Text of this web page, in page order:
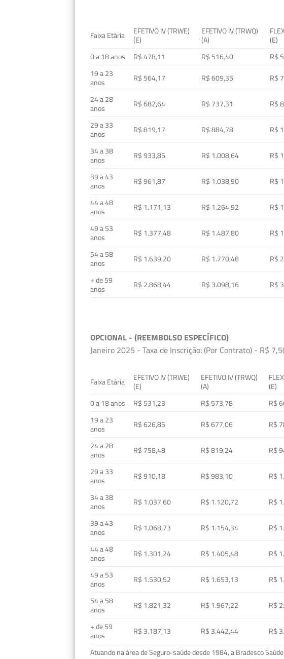
Faixa Etária
EFETIVO IV (TRWE)
(E)
EFETIVO IV (TRWQ)
(A)
(E)
0 a 18 anos
R$ 478,11 R$ 516,40 R$
19 a 23
anos
R$ 564,17 R$ 609,35 R$
24 a 28
anos
R$ 682,64 R$ 737,31 R$
29 a 33
anos
R$ 819,17 R$ 884,78 R$
34 a 38
anos
R$ 933,85 R$ 1.008,64 R$
39 a 43
anos
R$ 961,87 R$ 1.038,90 R$
44 a 48
anos
R$ 1.171,13 R$ 1.264,92 R$
49 a 53
anos
R$ 1.377,48 R$ 1.487,80 R$
54 a 58
anos
R$ 1.639,20 R$ 1.770,48 R$
+ de 59
anos
R$ 2.868,44 R$ 3.098,16 R$
OPCIONAL - (REEMBOLSO ESPECÍFICO)
Janeiro 2025 - Taxa de Inscrição: (Por Contrato) - R$
Faixa Etária
EFETIVO IV (TRWE)
(E)
EFETIVO IV (TRWQ)
(A)
(E)
0 a 18 anos
R$ 531,23 R$ 573,78 R$
19 a 23
anos
R$ 626,85 R$ 677,06 R$
24 a 28
anos
R$ 758,48 R$ 819,24 R$
29 a 33
anos
R$ 910,18 R$ 983,10 R$
34 a 38
anos
R$ 1.037,60 R$ 1.120,72 R$
39 a 43
anos
R$ 1.068,73 R$ 1.154,34 R$
44 a 48
anos
R$ 1.301,24 R$ 1.405,48 R$
49 a 53
anos
R$ 1.530,52 R$ 1.653,13 R$
54 a 58
anos
R$ 1.821,32 R$ 1.967,22 R$
+ de 59
anos
R$ 3.187,13 R$ 3.442,44 R$
Atuando na área de Seguro-saúde desde 1984, a Bradesco